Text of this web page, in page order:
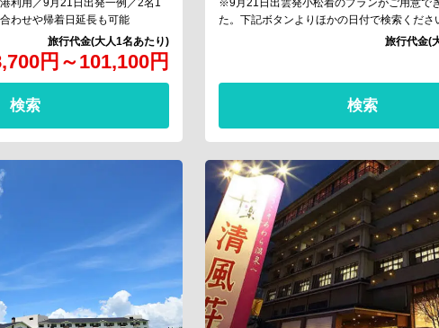
円 ～101,100円
利用／9月21日出発一例／2名1
わせや帰着日延長も可能
検索
※9月21日出雲発小松着のプランがご用意で
た。下記ボタンよりほかの日付で検索くださ
検索